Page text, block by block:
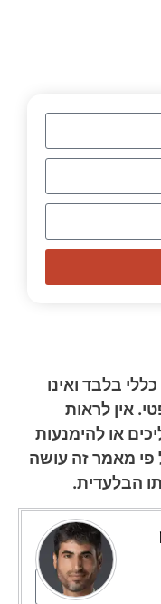
בלבד ואינו
אין לראות
או להימנעות
פי מאמר זה עושה
הבלעדית.